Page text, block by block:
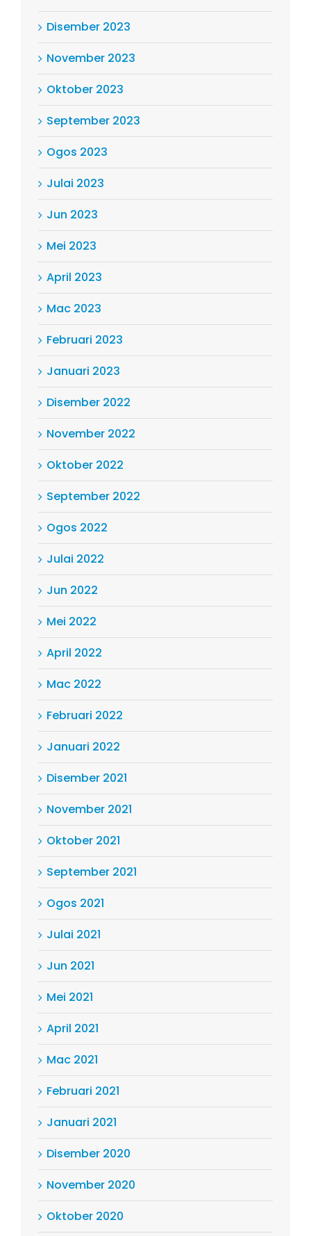
Disember 2023
November 2023
Oktober 2023
September 2023
Ogos 2023
Julai 2023
Jun 2023
Mei 2023
April 2023
Mac 2023
Februari 2023
Januari 2023
Disember 2022
November 2022
Oktober 2022
September 2022
Ogos 2022
Julai 2022
Jun 2022
Mei 2022
April 2022
Mac 2022
Februari 2022
Januari 2022
Disember 2021
November 2021
Oktober 2021
September 2021
Ogos 2021
Julai 2021
Jun 2021
Mei 2021
April 2021
Mac 2021
Februari 2021
Januari 2021
Disember 2020
November 2020
Oktober 2020